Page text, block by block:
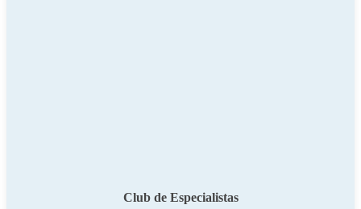
Club de Especialistas